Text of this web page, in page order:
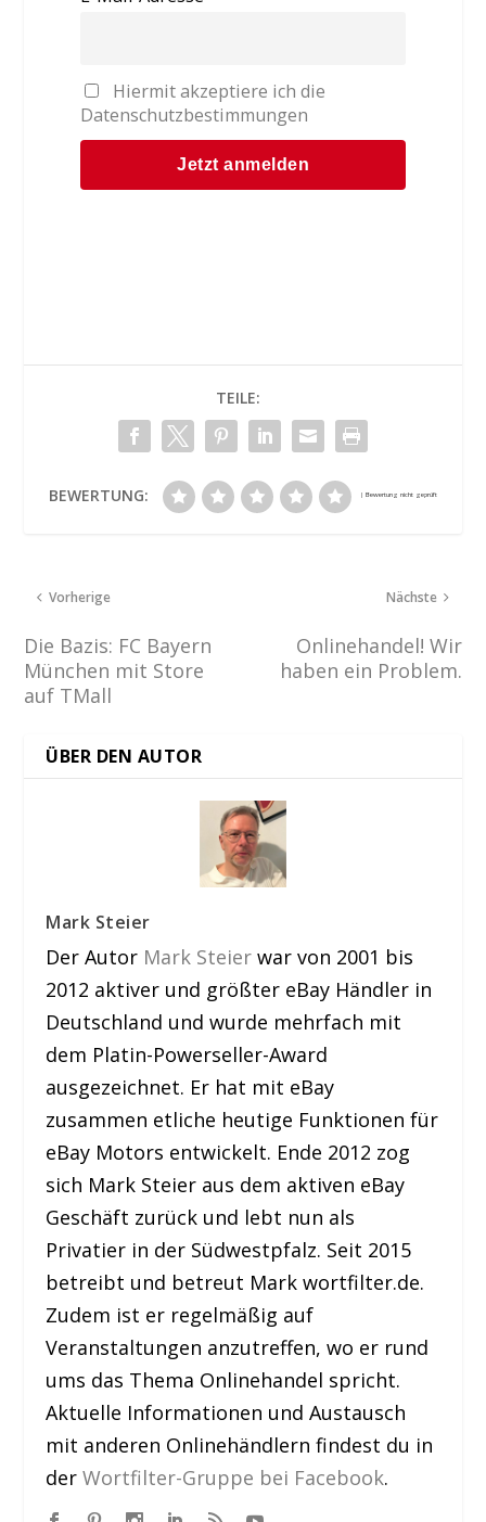
Hiermit akzeptiere ich die
Datenschutzbestimmungen
TEILE:
BEWERTUNG:
Vorherige
Die Bazis: FC Bayern
München mit Store
auf TMall
Nächste
Onlinehandel! Wir
haben ein Problem.
ÜBER DEN AUTOR
Mark Steier
Der Autor Mark Steier war von 2001 bis
2012 aktiver und größter eBay Händler in
Deutschland und wurde mehrfach mit
dem Platin-Powerseller-Award
ausgezeichnet. Er hat mit eBay
zusammen etliche heutige Funktionen für
eBay Motors entwickelt. Ende 2012 zog
sich Mark Steier aus dem aktiven eBay
Geschäft zurück und lebt nun als
Privatier in der Südwestpfalz. Seit 2015
betreibt und betreut Mark wortfilter.de.
Zudem ist er regelmäßig auf
Veranstaltungen anzutreffen, wo er rund
ums das Thema Onlinehandel spricht.
Aktuelle Informationen und Austausch
mit anderen Onlinehändlern findest du in
derWortfilter-Gruppe bei Facebook.